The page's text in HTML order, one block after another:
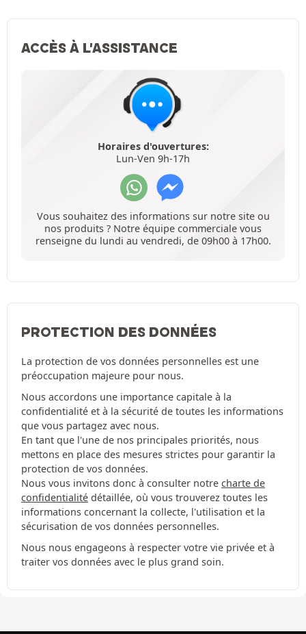
ACCÈS À L'ASSISTANCE
Horaires d'ouvertures:
Lun-Ven 9h-17h
Vous souhaitez des informations sur notre site ou
nos produits ? Notre équipe commerciale vous
renseigne du lundi au vendredi, de 09h00 à 17h00.
PROTECTION DES DONNÉES
La protection de vos données personnelles est une
préoccupation majeure pour nous.
Nous accordons une importance capitale à la
confidentialité et à la sécurité de toutes les informations
que vous partagez avec nous.
En tant que l'une de nos principales priorités, nous
mettons en place des mesures strictes pour garantir la
protection de vos données.
Nous vous invitons donc à consulter notre charte de
confidentialité détaillée, où vous trouverez toutes les
informations concernant la collecte, l'utilisation et la
sécurisation de vos données personnelles.
Nous nous engageons à respecter votre vie privée et à
traiter vos données avec le plus grand soin.